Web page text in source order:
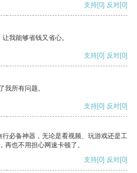
支持[0] 反对[0]
我能够省钱又省心。
支持[0] 反对[0]
我所有问题。
支持[0] 反对[0]
必备神器，无论是看视频、玩游戏还是工
再也不用担心网速卡顿了。
支持[0] 反对[0]